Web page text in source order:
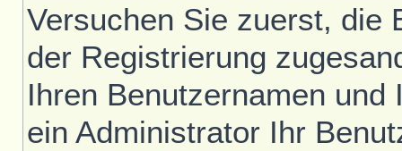
Versuchen Sie zuerst, die
der Registrierung
Ihren Benutzernamen
ein Administrator Ihr